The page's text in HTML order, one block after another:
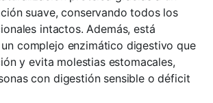
suave, conservando todos los
intactos. Además, está
complejo enzimático digestivo que
y evita molestias estomacales,
con digestión sensible o déficit